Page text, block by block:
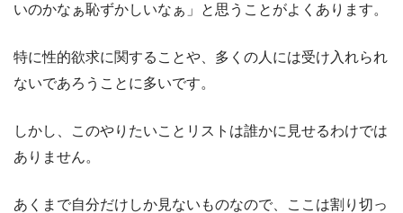
いのかなぁ恥ずかしいなぁ」と思うことがよくあります。
特に性的欲求に関することや、多くの人には受け入れられ
ないであろうことに多いです。
しかし、このやりたいことリストは誰かに見せるわけでは
ありません。
あくまで自分だけしか見ないものなので、ここは割り切っ